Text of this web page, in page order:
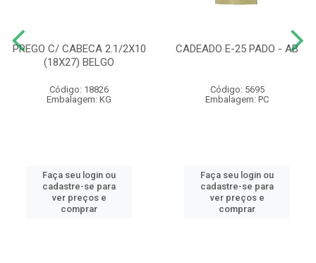
PREGO C/ CABECA 2.1/2X10
(18X27) BELGO
Código: 18826
Embalagem: KG
Faça seu login ou
cadastre-se para
ver preços e
comprar
CADEADO E-25 PADO - AB
Código: 5695
Embalagem: PC
Faça seu login ou
cadastre-se para
ver preços e
comprar